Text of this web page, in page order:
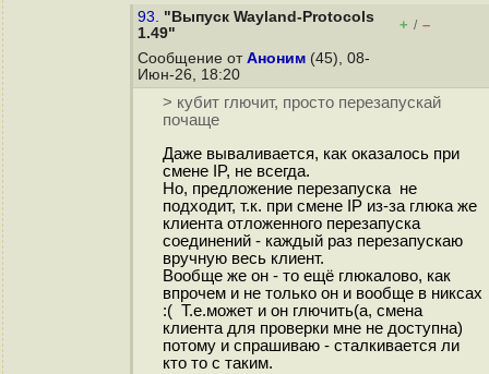
93. "Выпуск Wayland-Protocols
1.49"
+ / –
Сообщение от Аноним (45), 08-
Июн-26, 18:20
> кубит глючит, просто перезапускай
почаще
Даже вываливается, как оказалось при
смене IP, не всегда.
Но, предложение перезапуска не
подходит, т.к. при смене IP из-за глюка же
клиента отложенного перезапуска
соединений - каждый раз перезапускаю
вручную весь клиент.
Вообще же он - то ещё глюкалово, как
впрочем и не только он и вообще в никсах
:( Т.е.может и он глючить(а, смена
клиента для проверки мне не доступна)
потому и спрашиваю - сталкивается ли
кто то с таким.